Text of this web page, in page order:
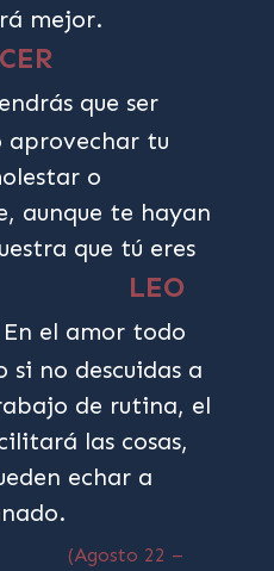
mejor.
que ser
aprovechar tu
o
aunque te hayan
que tú eres
LEO
En el amor todo
no descuidas a
de rutina, el
las cosas,
echar a
(Agosto 22 –